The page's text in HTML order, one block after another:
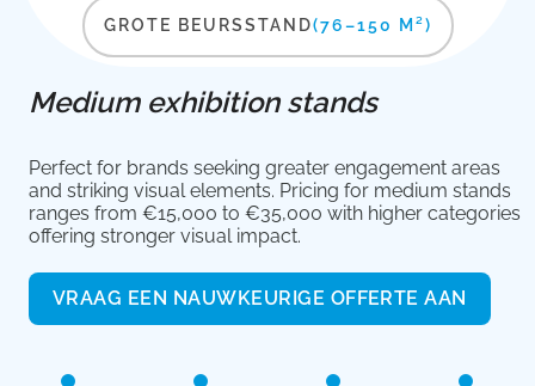
GROTE BEURSSTAND(76–150 M²)
Medium exhibition stands
Perfect for brands seeking greater engagement areas
and striking visual elements. Pricing for medium stands
ranges from €15,000 to €35,000 with higher categories
offering stronger visual impact.
VRAAG EEN NAUWKEURIGE OFFERTE AAN